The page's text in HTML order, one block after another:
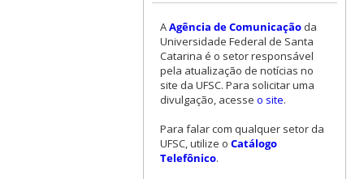
AAgência de Comunicaçãoda
Universidade Federal de Santa
Catarina é o setor responsável
pela atualização de notícias no
site da UFSC. Para solicitar uma
divulgação, acesse o site.
Para falar com qualquer setor da
UFSC, utilize o Catálogo
Telefônico.